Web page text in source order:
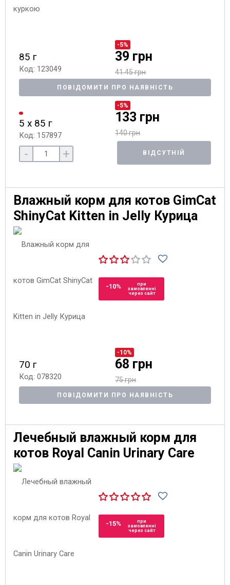
85 г
Код: 123049
-5%
39 грн
41.45 грн
ПОВІДОМИТИ ПРО НАЯВНІСТЬ
5 х 85 г
Код: 157897
-5%
133 грн
140 грн
- + ВІДСУТНІЙ
Влажный корм для котов GimCat
ShinyCat Kitten in Jelly Курица
-10%
при
замовленні
через сайт
70 г
Код: 078320
-10%
68 грн
75 грн
ПОВІДОМИТИ ПРО НАЯВНІСТЬ
Лечебный влажный корм для
котов Royal Canin Urinary Care
-15%
при
замовленні
через сайт